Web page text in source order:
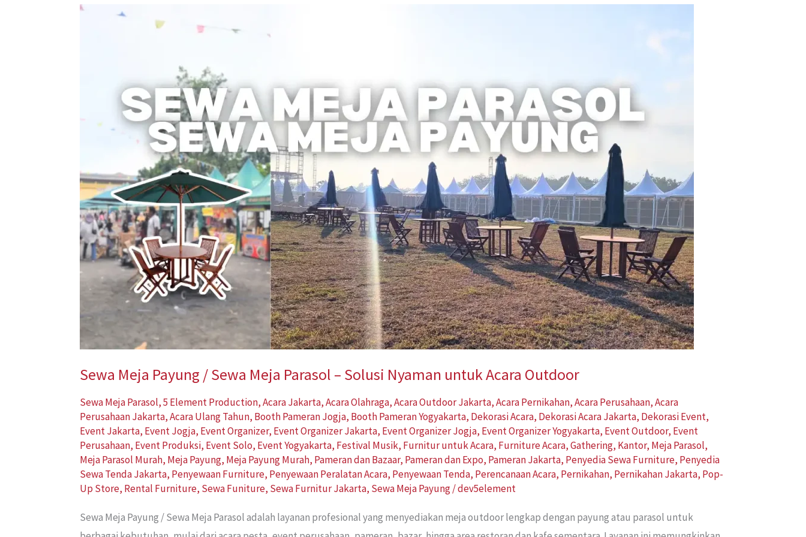
Sewa Meja Payung / Sewa Meja Parasol – Solusi Nyaman untuk Acara Outdoor
Sewa Meja Parasol,5 Element Production,Acara Jakarta,Acara Olahraga,Acara Outdoor Jakarta,Acara Pernikahan,Acara Perusahaan,Acara
Perusahaan Jakarta,Acara Ulang Tahun, Booth Pameran Jogja, Booth Pameran Yogyakarta, Dekorasi Acara, Dekorasi Acara Jakarta, Dekorasi Event,
Event Jakarta, Event Jogja, Event Organizer, Event Organizer Jakarta, Event Organizer Jogja, Event Organizer Yogyakarta, Event Outdoor, Event
Perusahaan, Event Produksi, Event Solo, Event Yogyakarta, Festival Musik, Furnitur untuk Acara, Furniture Acara,Gathering, Kantor, Meja Parasol,
Meja Parasol Murah, Meja Payung, Meja Payung Murah, Pameran dan Bazaar, Pameran dan Expo, Pameran Jakarta, Penyedia Sewa Furniture, Penyedia
Sewa Tenda Jakarta, Penyewaan Furniture, Penyewaan Peralatan Acara, Penyewaan Tenda, Perencanaan Acara, Pernikahan, Pernikahan Jakarta, Pop-
Up Store, Rental Furniture, Sewa Funiture, Sewa Furnitur Jakarta, Sewa Meja Payung/dev5element
Sewa Meja Payung / Sewa Meja Parasol adalah layanan profesional yang menyediakan meja outdoor lengkap dengan payung atau parasol untuk
Sewa
Parasol
Nyaman
untuk
Acara
Outdoor